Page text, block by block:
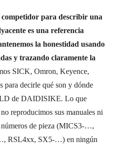
para describir una
es una referencia
la honestidad usando
y trazando claramente la
SICK, Omron, Keyence,
para decirle qué son y dónde
de DAIDISIKE. Lo que
reproducimos sus manuales ni
de pieza (MICS3-…,
RSL4xx, SX5-…) en ningún